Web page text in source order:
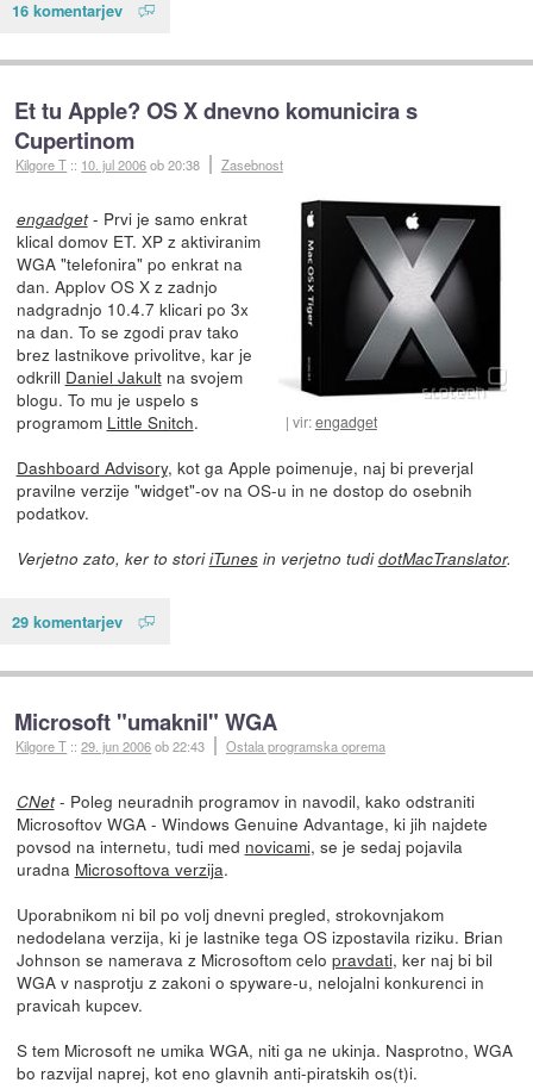
16 komentarjev
Et tu Apple? OS X dnevno komunicira s
Cupertinom
Kilgore T :: 10. jul 2006ob 20:38 Zasebnost
vir:engadget
engadget- Prvi je samo enkrat
klical domov ET. XP z aktiviranim
WGA "telefonira" po enkrat na
dan. Applov OS X z zadnjo
nadgradnjo 10.4.7 klicari po 3x
na dan. To se zgodi prav tako
brez lastnikove privolitve, kar je
odkrill Daniel Jakultna svojem
blogu. To mu je uspelo s
programom Little Snitch.
Dashboard Advisory, kot ga Apple poimenuje, naj bi preverjal
pravilne verzije "widget"-ov na OS-u in ne dostop do osebnih
podatkov.
Verjetno zato, ker to storiiTunesin verjetno tudidotMacTranslator.
29 komentarjev
Microsoft "umaknil" WGA
Kilgore T ::29. jun 2006ob 22:43 Ostala programska oprema
CNet- Poleg neuradnih programov in navodil, kako odstraniti
Microsoftov WGA - Windows Genuine Advantage, ki jih najdete
povsod na internetu, tudi med novicami, se je sedaj pojavila
uradna Microsoftova verzija.
Uporabnikom ni bil po volj dnevni pregled, strokovnjakom
nedodelana verzija, ki je lastnike tega OS izpostavila riziku. Brian
Johnson se namerava z Microsoftom celo pravdati, ker naj bi bil
WGA v nasprotju z zakoni o spyware-u, nelojalni konkurenci in
pravicah kupcev.
S tem Microsoft ne umika WGA, niti ga ne ukinja. Nasprotno, WGA
bo razvijal naprej, kot eno glavnih anti-piratskih os(t)i.